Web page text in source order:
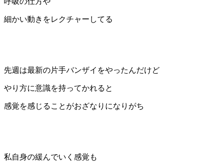
細かい動きをレクチャーしてる
先週は最新の片手バンザイをやったんだけど
やり方に意識を持ってかれると
感覚を感じることがおざなりになりがち
私自身の緩んでいく感覚も